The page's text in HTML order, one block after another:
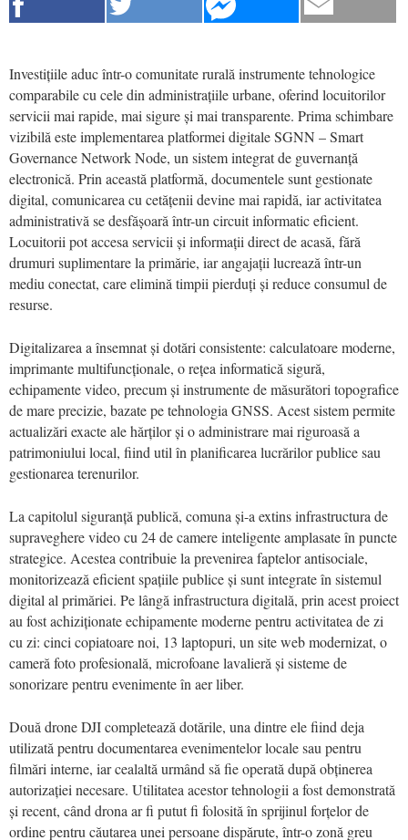
Investițiile aduc într-o comunitate rurală instrumente tehnologice
comparabile cu cele din administrațiile urbane, oferind locuitorilor
servicii mai rapide, mai sigure și mai transparente. Prima schimbare
vizibilă este implementarea platformei digitale SGNN – Smart
Governance Network Node, un sistem integrat de guvernanță
electronică. Prin această platformă, documentele sunt gestionate
digital, comunicarea cu cetățenii devine mai rapidă, iar activitatea
administrativă se desfășoară într-un circuit informatic eficient.
Locuitorii pot accesa servicii și informații direct de acasă, fără
drumuri suplimentare la primărie, iar angajații lucrează într-un
mediu conectat, care elimină timpii pierduți și reduce consumul de
resurse.
Digitalizarea a însemnat și dotări consistente: calculatoare moderne,
imprimante multifuncționale, o rețea informatică sigură,
echipamente video, precum și instrumente de măsurători topografice
de mare precizie, bazate pe tehnologia GNSS. Acest sistem permite
actualizări exacte ale hărților și o administrare mai riguroasă a
patrimoniului local, fiind util în planificarea lucrărilor publice sau
gestionarea terenurilor.
La capitolul siguranță publică, comuna și-a extins infrastructura de
supraveghere video cu 24 de camere inteligente amplasate în puncte
strategice. Acestea contribuie la prevenirea faptelor antisociale,
monitorizează eficient spațiile publice și sunt integrate în sistemul
digital al primăriei. Pe lângă infrastructura digitală, prin acest proiect
au fost achiziționate echipamente moderne pentru activitatea de zi
cu zi: cinci copiatoare noi, 13 laptopuri, un site web modernizat, o
cameră foto profesională, microfoane lavalieră și sisteme de
sonorizare pentru evenimente în aer liber.
Două drone DJI completează dotările, una dintre ele fiind deja
utilizată pentru documentarea evenimentelor locale sau pentru
filmări interne, iar cealaltă urmând să fie operată după obținerea
autorizației necesare. Utilitatea acestor tehnologii a fost demonstrată
și recent, când drona ar fi putut fi folosită în sprijinul forțelor de
ordine pentru căutarea unei persoane dispărute, într-o zonă greu